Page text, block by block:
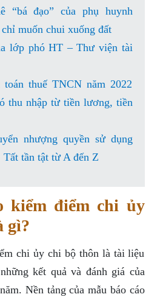
“bá đạo” của phụ huynh
muốn chui xuống đất
lớp phó HT – Thư viện tài
thuế TNCN năm 2022
thu nhập từ tiền lương, tiền
nhượng quyền sử dụng
Tất tần tật từ A đến Z
kiểm điểm chi ủy
gì?
chi ủy chi bộ thôn là tài liệu
kết quả và đánh giá của
Nền tảng của mẫu báo cáo